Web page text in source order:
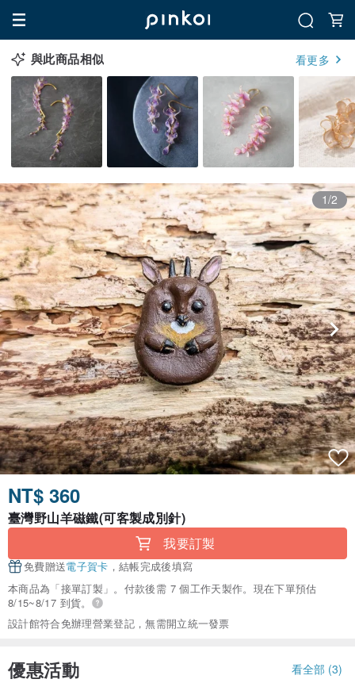
與此商品相似 看更多
1/2
NT$ 360
臺灣野山羊磁鐵(可客製成別針)
我要訂製
免費贈送電子賀卡 ，結帳完成後填寫
本商品為「接單訂製」。付款後需 7 個工作天製作。現在下單預估
8/15~8/17 到貨。
設計館符合免辦理營業登記，無需開立統一發票
優惠活動 看全部 (3)